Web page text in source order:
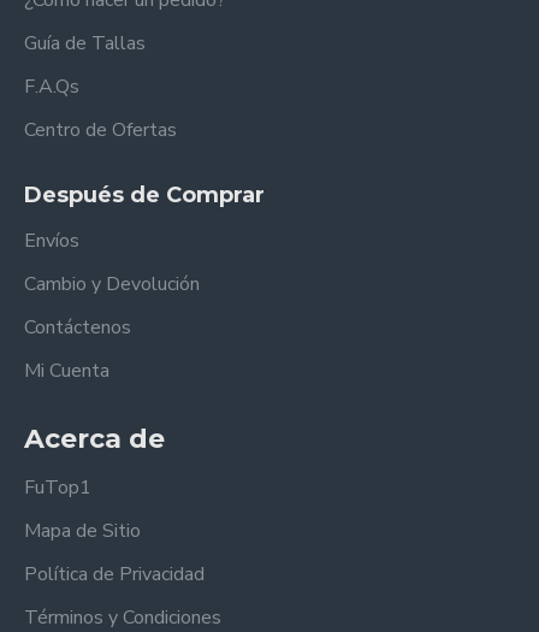
Guía de Tallas
F.A.Qs
Centro de Ofertas
Después de Comprar
Envíos
Cambio y Devolución
Contáctenos
Mi Cuenta
Acerca de
FuTop1
Mapa de Sitio
Política de Privacidad
Términos y Condiciones